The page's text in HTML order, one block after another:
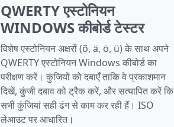
QWERTY एस्टोनियन
WINDOWS कीबोर्ड टेस्टर
विशेष एस्टोनियन अक्षरों (õ, ä, ö, ü) के साथ अपने
QWERTY एस्टोनियन Windows कीबोर्ड का
परीक्षण करें। कुंजियों को दबाएँ ताकि वे प्रकाशमान
दिखें, कुंजी दबाव को ट्रैक करें, और सत्यापित करें कि
सभी कुंजियां सही ढंग से काम कर रही हैं। ISO
लेआउट पर आधारित।